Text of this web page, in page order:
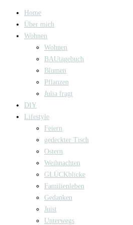
Home
Über mich
Wohnen
Wohnen
BAUtagebuch
Blumen
Pflanzen
Julia fragt
DIY
Lifestyle
Feiern
gedeckter Tisch
Ostern
Weihnachten
GLÜCKblicke
Familienleben
Gedanken
Juist
Unterwegs